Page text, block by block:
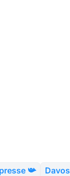
📯 Davos